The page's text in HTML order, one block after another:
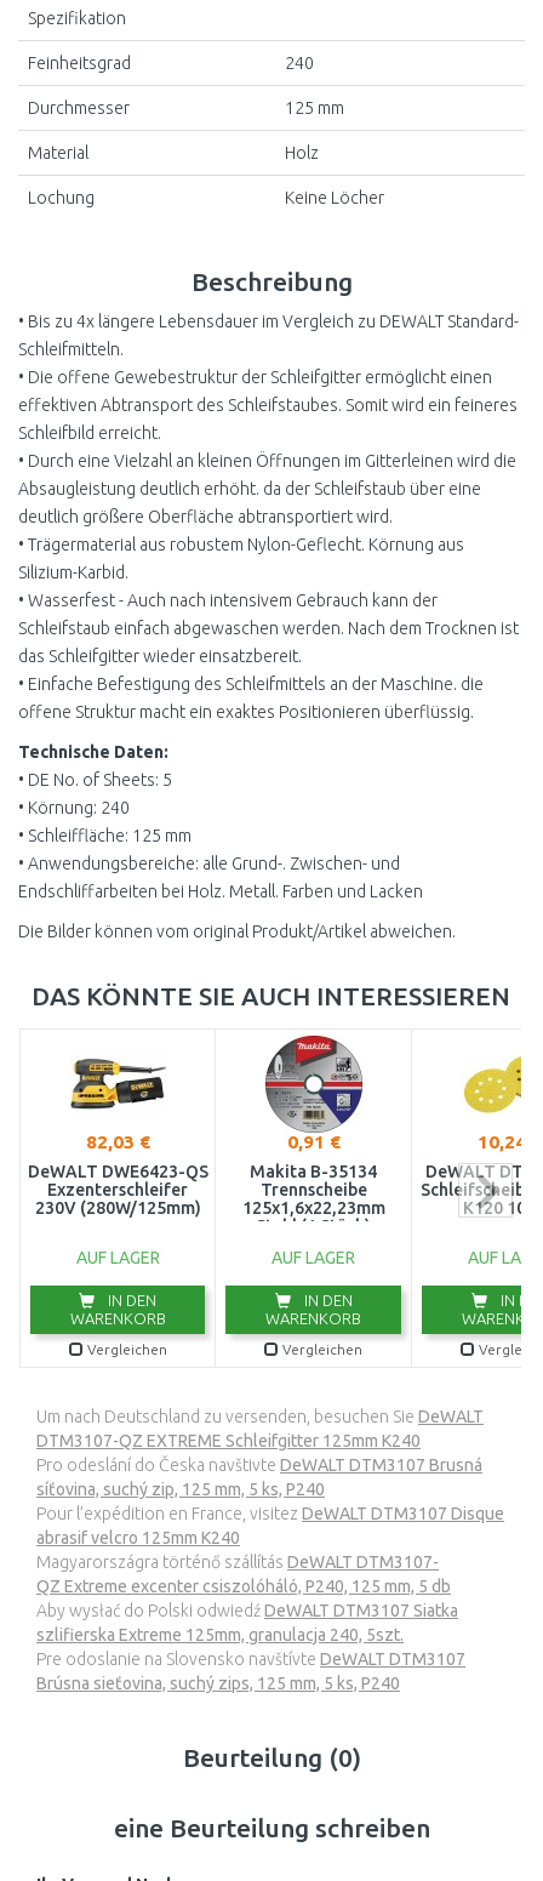
Beschreibung
• Bis zu 4x längere Lebensdauer im Vergleich zu DEWALT Standard-
Schleifmitteln.
• Die offene Gewebestruktur der Schleifgitter ermöglicht einen
effektiven Abtransport des Schleifstaubes. Somit wird ein feineres
Schleifbild erreicht.
• Durch eine Vielzahl an kleinen Öffnungen im Gitterleinen wird die
Absaugleistung deutlich erhöht. da der Schleifstaub über eine
deutlich größere Oberfläche abtransportiert wird.
• Trägermaterial aus robustem Nylon-Geflecht. Körnung aus
Silizium-Karbid.
• Wasserfest - Auch nach intensivem Gebrauch kann der
Schleifstaub einfach abgewaschen werden. Nach dem Trocknen ist
das Schleifgitter wieder einsatzbereit.
• Einfache Befestigung des Schleifmittels an der Maschine. die
offene Struktur macht ein exaktes Positionieren überflüssig.
Technische Daten:
• DE No. of Sheets: 5
• Körnung: 240
• Schleiffläche: 125 mm
• Anwendungsbereiche: alle Grund-. Zwischen- und
Endschliffarbeiten bei Holz. Metall. Farben und Lacken
Die Bilder können vom original Produkt/Artikel abweichen.
Spezifikation
Feinheitsgrad 240
Durchmesser 125 mm
Material Holz
Lochung Keine Löcher
DAS KÖNNTE SIE AUCH INTERESSIEREN
82,03 €
DeWALT DWE6423-QS
Exzenterschleifer
230V (280W/125mm)
AUF LAGER
IN DEN
WARENKORB
Vergleichen
0,91 €
Makita B-35134
Trennscheibe
125x1,6x22,23mm
Stahl (1 Stück)
AUF LAGER
IN DEN
WARENKORB
Vergleichen
10,24 €
DeWALT
Schleifscheibe
K120
AUF
IN
Um nach Deutschland zu versenden, besuchen Sie DeWALT
DTM3107-QZ EXTREME Schleifgitter 125mm K240
Pro odeslání do Česka navštivte DeWALT DTM3107 Brusná
síťovina, suchý zip, 125 mm, 5 ks, P240
Pour l’expédition en France, visitez DeWALT DTM3107 Disque
abrasif velcro 125mm K240
Magyarországra történő szállítás DeWALT DTM3107-
QZ Extreme excenter csiszolóháló, P240, 125 mm, 5 db
Aby wysłać do Polski odwiedźDeWALT DTM3107 Siatka
szlifierska Extreme 125mm, granulacja 240, 5szt.
Pre odoslanie na Slovensko navštívte DeWALT DTM3107
Brúsna sieťovina, suchý zips, 125 mm, 5 ks, P240
Beurteilung (0)
eine Beurteilung schreiben